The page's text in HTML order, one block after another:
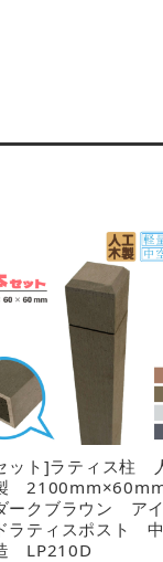
ット]ラティス柱
クブラウン アイ
ラティスポスト 中
LP210D